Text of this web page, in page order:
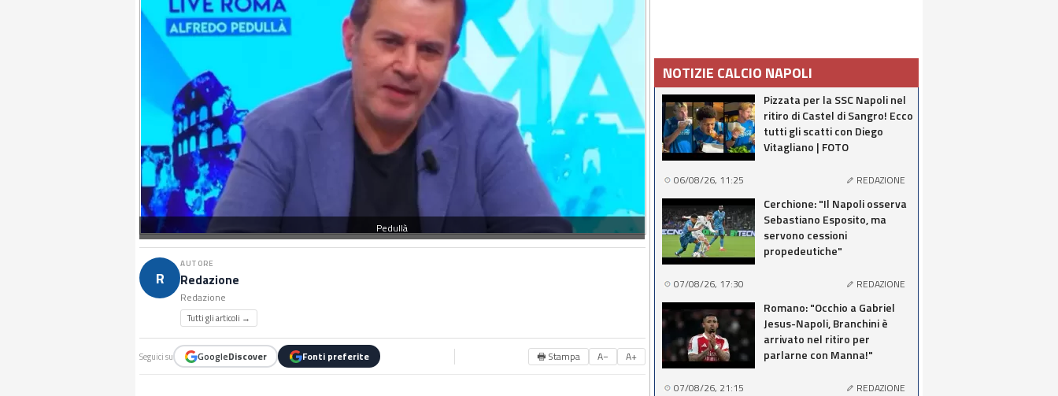
Pedullà
R
AUTORE
Redazione
Redazione
Tutti gli articoli →
Seguici su GoogleDiscover Fonti preferite 🖶 Stampa A− A+
NOTIZIE CALCIO NAPOLI
Pizzata per la SSC Napoli nel
ritiro di Castel di Sangro! Ecco
tutti gli scatti con Diego
Vitagliano | FOTO
06/08/26, 11:25 REDAZIONE
Cerchione: "Il Napoli osserva
Sebastiano Esposito, ma
servono cessioni
propedeutiche"
07/08/26, 17:30 REDAZIONE
Romano: "Occhio a Gabriel
Jesus-Napoli, Branchini è
arrivato nel ritiro per
parlarne con Manna!"
07/08/26, 21:15 REDAZIONE